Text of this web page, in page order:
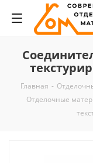
Главная -
Отделочные